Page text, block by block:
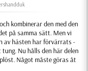
kombinerar den med den
på samma sätt. Men vi
av hästen har förvärrats -
Nu hålls den här delen
Något måste göras åt